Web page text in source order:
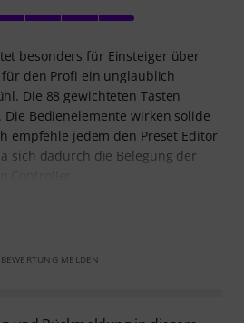
besonders für Einsteiger über
den Profi ein unglaublich
Die 88 gewichteten Tasten
Bedienelemente wirken solide
empfehle jedem den Preset Editor
sich dadurch die Belegung der
BEWERTUNG MELDEN